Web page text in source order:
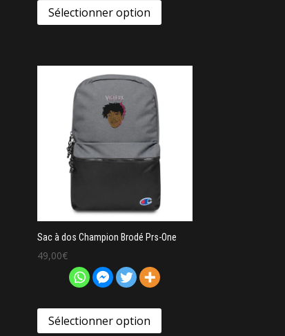
Sélectionner option
Sac à dos Champion Brodé Prs-One
49,00€
Sélectionner option